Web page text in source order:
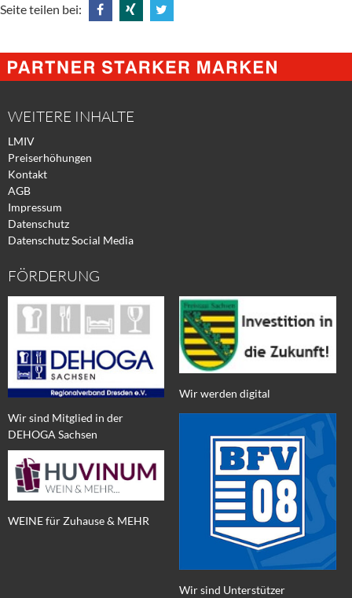
Seite teilen bei:
@
Facebook
@
Xing
@
Twitter
WEITERE INHALTE
LMIV
Preiserhöhungen
Kontakt
AGB
Impressum
Datenschutz
Datenschutz Social Media
FÖRDERUNG
Wir sind Mitglied in der
DEHOGA Sachsen
WEINE für Zuhause & MEHR
Wir werden digital
Wir sind Unterstützer